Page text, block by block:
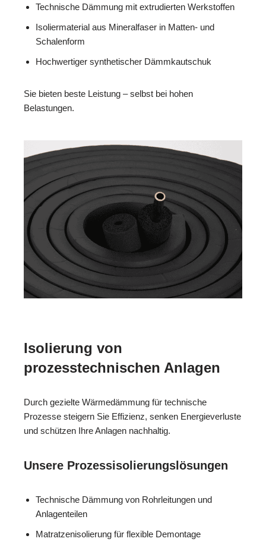
Technische Dämmung mit extrudierten Werkstoffen
Isoliermaterial aus Mineralfaser in Matten- und
Schalenform
Hochwertiger synthetischer Dämmkautschuk
Sie bieten beste Leistung – selbst bei hohen
Belastungen.
Isolierung von
prozesstechnischen Anlagen
Durch gezielte Wärmedämmung für technische
Prozesse steigern Sie Effizienz, senken Energieverluste
und schützen Ihre Anlagen nachhaltig.
Unsere Prozessisolierungslösungen
Technische Dämmung von Rohrleitungen und
Anlagenteilen
Matratzenisolierung für flexible Demontage